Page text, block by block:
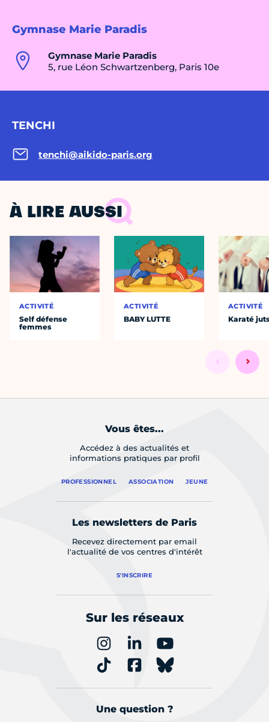
Gymnase Marie Paradis
Gymnase Marie Paradis
5, rue Léon Schwartzenberg, Paris 10e
TENCHI
tenchi@aikido-paris.org
À LIRE AUSSI
ACTIVITÉ
Self défense
femmes
ACTIVITÉ
BABY LUTTE
ACTIVITÉ
Karaté
Vous êtes...
Accédez à des actualités et
informations pratiques par profil
PROFESSIONNEL ASSOCIATION JEUNE
Les newsletters de Paris
Recevez directement par email
l'actualité de vos centres d'intérêt
S'INSCRIRE
Sur les réseaux
Une question ?